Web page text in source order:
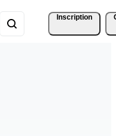
Inscription